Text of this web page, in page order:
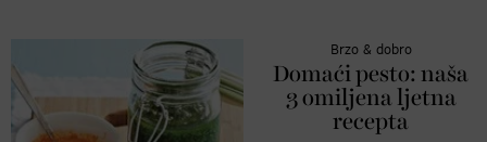
Brzo & dobro
Domaći pesto: naša
3 omiljena ljetna
recepta